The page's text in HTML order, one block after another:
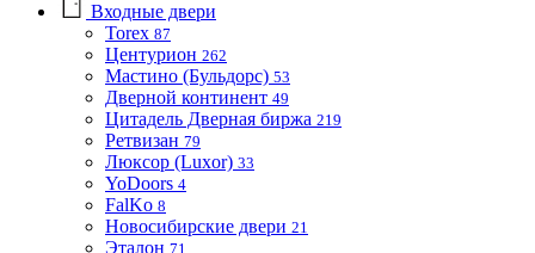
Входные двери
Torex 87
Центурион 262
Мастино (Бульдорс) 53
Дверной континент 49
Цитадель Дверная биржа 219
Ретвизан 79
Люксор (Luxor) 33
YoDoors 4
FalKo 8
Новосибирские двери 21
Эталон 71